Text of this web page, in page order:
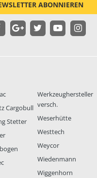
ABONNIEREN
Cargobull
Stetter
Werkzeughersteller
versch.
Weserhütte
Westtech
Weycor
Wiedenmann
Wiggenhorn